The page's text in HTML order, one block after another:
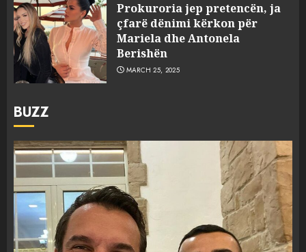
Prokuroria jep pretencën, ja
çfarë dënimi kërkon për
Mariela dhe Antonela
Berishën
MARCH 25, 2025
BUZZ